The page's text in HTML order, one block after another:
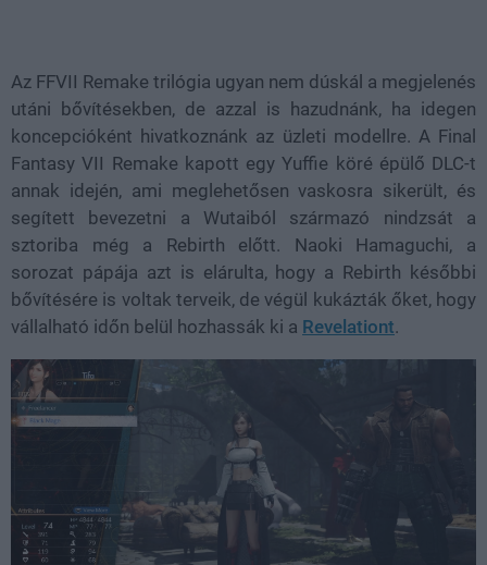
Az FFVII Remake trilógia ugyan nem dúskál a megjelenés
utáni bővítésekben, de azzal is hazudnánk, ha idegen
koncepcióként hivatkoznánk az üzleti modellre. A Final
Fantasy VII Remake kapott egy Yuffie köré épülő DLC-t
annak idején, ami meglehetősen vaskosra sikerült, és
segített bevezetni a Wutaiból származó nindzsát a
sztoriba még a Rebirth előtt. Naoki Hamaguchi, a
sorozat pápája azt is elárulta, hogy a Rebirth későbbi
bővítésére is voltak terveik, de végül kukázták őket, hogy
vállalható időn belül hozhassák ki a Revelationt.